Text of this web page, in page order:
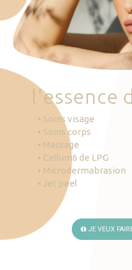
Plan d’accès
Prendre RDV
'essence d
• Soins visage
• Soins corps
• Massage
• Cellum6 de LPG
• Microdermabrasion
• Jet peel
JE VEUX